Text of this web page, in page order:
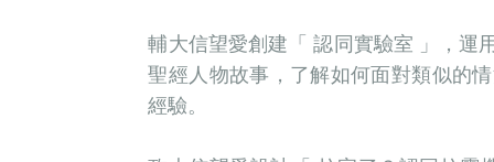
輔大信望愛創建「 認同實驗室 」，運
聖經人物故事，了解如何面對類似的
經驗。